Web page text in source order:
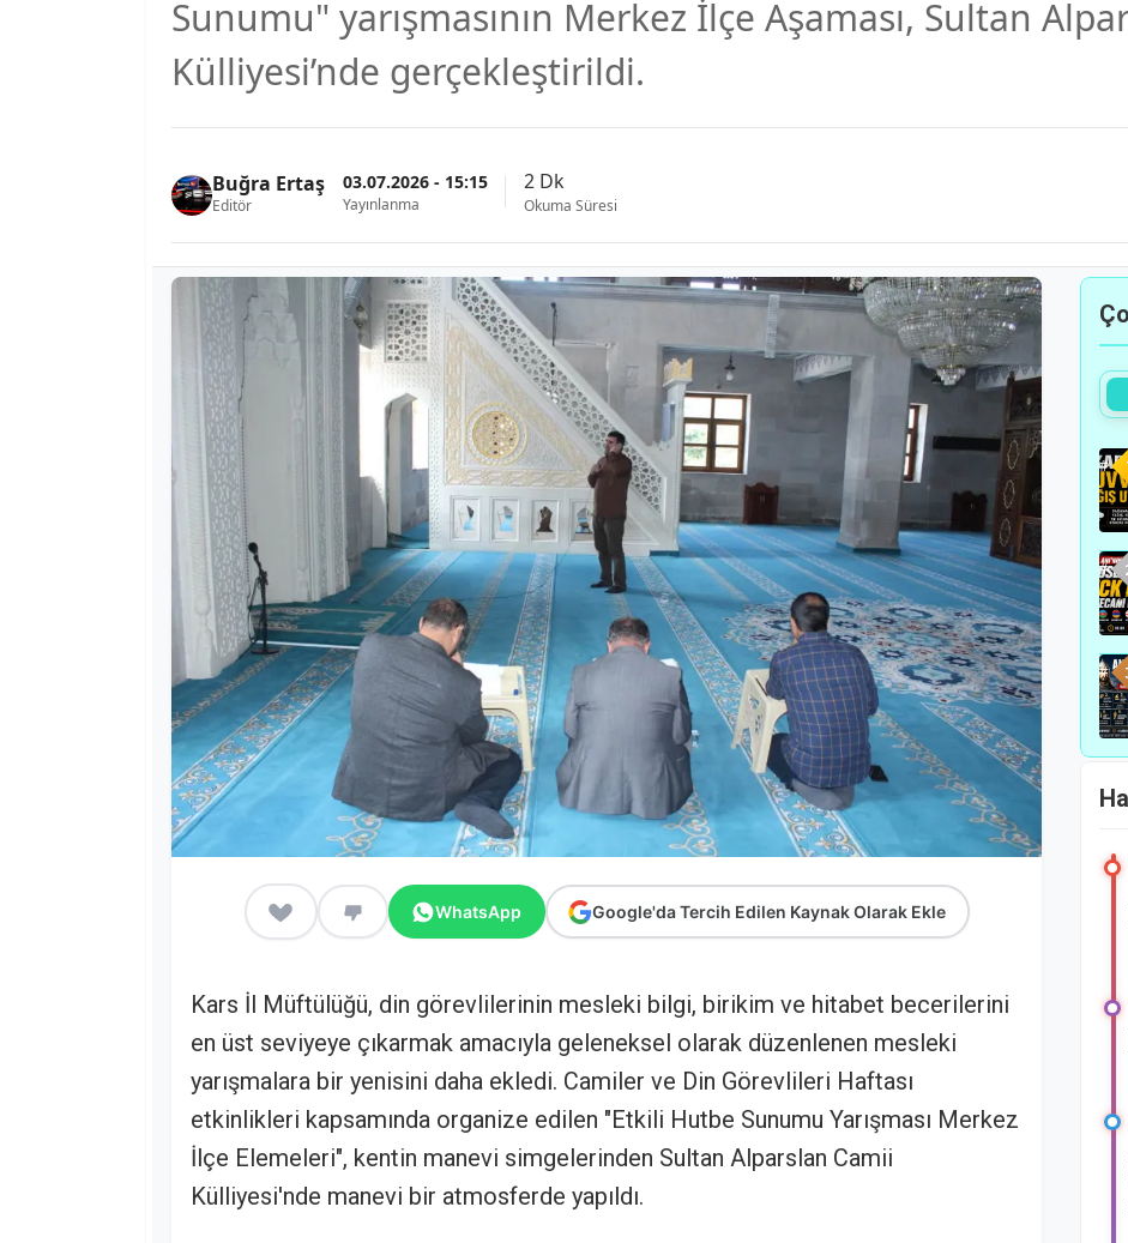
Sunumu" yarışmasının Merkez İlçe Aşaması, Sultan
Külliyesi’nde gerçekleştirildi.
Buğra Ertaş
Editör
03.07.2026 - 15:15
Yayınlanma
2 Dk
Okuma Süresi
WhatsApp Google'da Tercih Edilen Kaynak Olarak Ekle
Kars İl Müftülüğü, din görevlilerinin mesleki bilgi, birikim ve hitabet becerilerini
en üst seviyeye çıkarmak amacıyla geleneksel olarak düzenlenen mesleki
yarışmalara bir yenisini daha ekledi. Camiler ve Din Görevlileri Haftası
etkinlikleri kapsamında organize edilen "Etkili Hutbe Sunumu Yarışması Merkez
İlçe Elemeleri", kentin manevi simgelerinden Sultan Alparslan Camii
Külliyesi'nde manevi bir atmosferde yapıldı.